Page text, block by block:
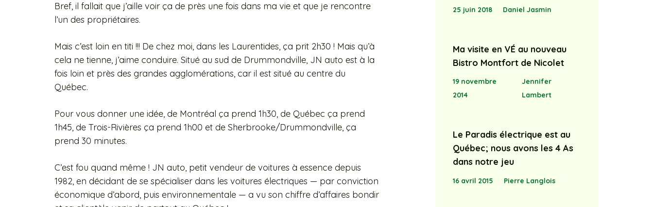
Bref, il fallait que j’aille voir ça de près une fois dans ma vie et que je rencontre
l’un des propriétaires.
Mais c’est loin en titi !!! De chez moi, dans les Laurentides, ça prit 2h30 ! Mais qu’à
cela ne tienne, j’aime conduire. Situé au sud de Drummondville, JN auto est à la
fois loin et près des grandes agglomérations, car il est situé au centre du
Québec.
Pour vous donner une idée, de Montréal ça prend 1h30, de Québec ça prend
1h45, de Trois-Rivières ça prend 1h00 et de Sherbrooke/Drummondville, ça
prend 30 minutes.
C’est fou quand même ! JN auto, petit vendeur de voitures à essence depuis
1982, en décidant de se spécialiser dans les voitures électriques — par conviction
économique d’abord, puis environnementale — a vu son chiffre d’affaires bondir
25 juin 2018 Daniel Jasmin
Ma visite en VÉ au nouveau
Bistro Montfort de Nicolet
19 novembre
2014
Jennifer
Lambert
Le Paradis électrique est au
Québec; nous avons les 4 As
dans notre jeu
16 avril 2015 Pierre Langlois